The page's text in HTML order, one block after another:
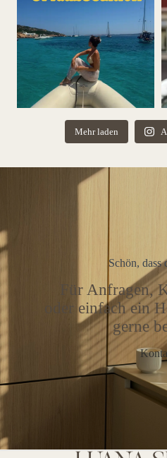
Mehr laden
Schön, dass
Für Anfragen,
oder einfach ein
gerne